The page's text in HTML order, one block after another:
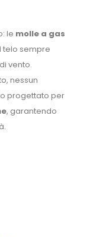
le molle a gas
sempre
vento.
nessun
progettato per
, garantendo